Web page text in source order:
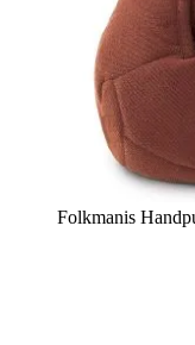
Folkmanis